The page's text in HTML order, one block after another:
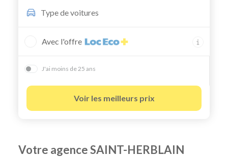
Type devoitures
Avec l'offre
J'ai moins de 25 ans
Voir les meilleurs prix
Votre agence SAINT-HERBLAIN